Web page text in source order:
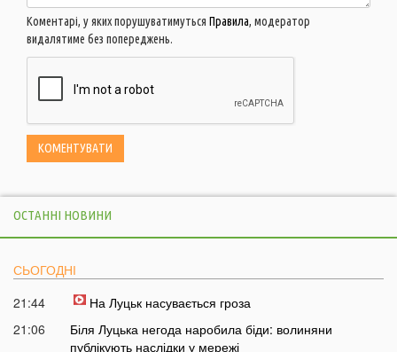
Коментарі, у яких порушуватимуться Правила, модератор
видалятиме без попереджень.
ОСТАННІ НОВИНИ
СЬОГОДНІ
21:44
На Луцьк насувається гроза
21:06
Біля Луцька негода наробила біди: волиняни
публікують наслідки у мережі